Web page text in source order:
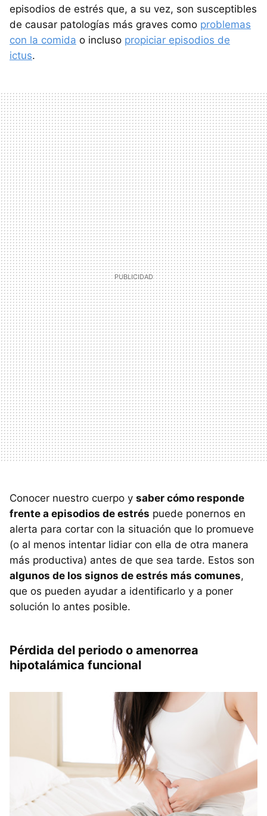
episodios de estrés que, a su vez, son susceptibles
de causar patologías más graves como problemas
con la comida o incluso propiciar episodios de
ictus.
Conocer nuestro cuerpo y saber cómo responde
frente a episodios de estrés puede ponernos en
alerta para cortar con la situación que lo promueve
(o al menos intentar lidiar con ella de otra manera
más productiva) antes de que sea tarde. Estos son
algunos de los signos de estrés más comunes,
que os pueden ayudar a identificarlo y a poner
solución lo antes posible.
Pérdida del periodo o amenorrea
hipotalámica funcional